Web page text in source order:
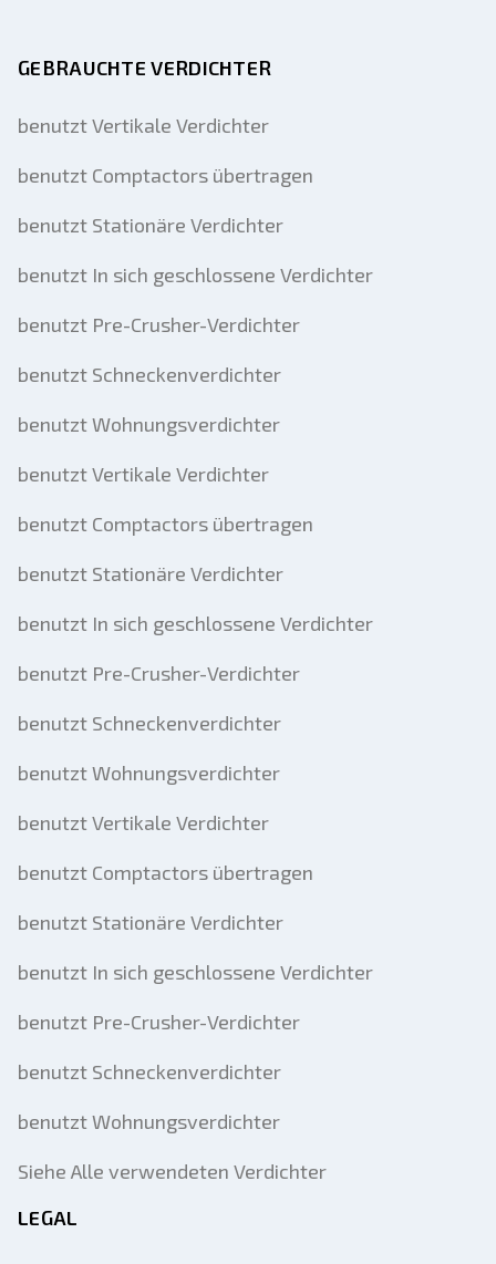
GEBRAUCHTE VERDICHTER
benutzt Vertikale Verdichter
benutzt Comptactors übertragen
benutzt Stationäre Verdichter
benutzt In sich geschlossene Verdichter
benutzt Pre-Crusher-Verdichter
benutzt Schneckenverdichter
benutzt Wohnungsverdichter
benutzt Vertikale Verdichter
benutzt Comptactors übertragen
benutzt Stationäre Verdichter
benutzt In sich geschlossene Verdichter
benutzt Pre-Crusher-Verdichter
benutzt Schneckenverdichter
benutzt Wohnungsverdichter
benutzt Vertikale Verdichter
benutzt Comptactors übertragen
benutzt Stationäre Verdichter
benutzt In sich geschlossene Verdichter
benutzt Pre-Crusher-Verdichter
benutzt Schneckenverdichter
benutzt Wohnungsverdichter
Siehe Alle verwendeten Verdichter
LEGAL